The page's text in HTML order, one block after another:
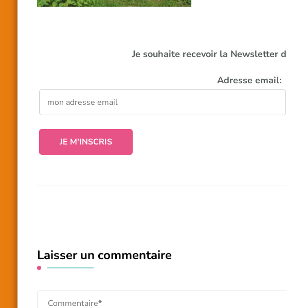
Je souhaite recevoir la Newsletter
Adresse email:
Laisser un commentaire